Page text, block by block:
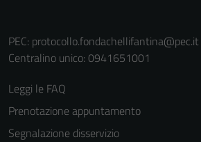
PEC: protocollo.fondachellifantina@pec.it
Centralino unico: 0941651001
Leggi le FAQ
Prenotazione appuntamento
Segnalazione disservizio